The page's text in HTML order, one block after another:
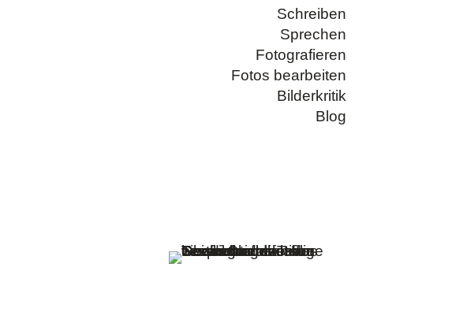
Schreiben
Sprechen
Fotografieren
Fotos bearbeiten
Bilderkritik
Blog